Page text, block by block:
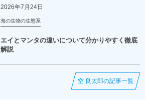
2026年7月24日
海の生物の生態系
エイとマンタの違いについて分かりやすく徹底
解説
空 良太郎の記事一覧